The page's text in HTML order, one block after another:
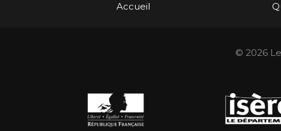
Accueil
© 2026